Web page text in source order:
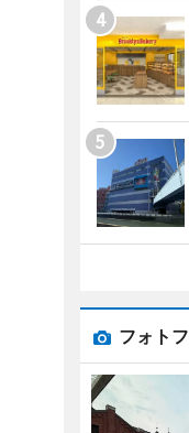
フォト